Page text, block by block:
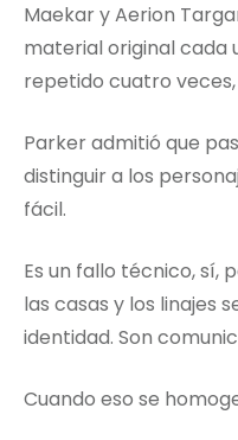
Maekar y Aerion
material original cada
repetido cuatro
Parker admitió que
distinguir a los
fácil.
Es un fallo técnico, sí,
las casas y los linajes
identidad. Son
Cuando eso se